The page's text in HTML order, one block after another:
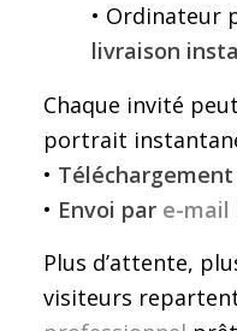
• Ordinateur
livraison
Chaque invité
portrait
• Téléchargement
• Envoi par e-mail
Plus d’attente,
visiteurs